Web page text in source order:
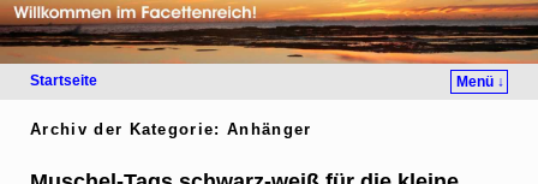
Startseite Menü ↓
Archiv der Kategorie:Anhänger